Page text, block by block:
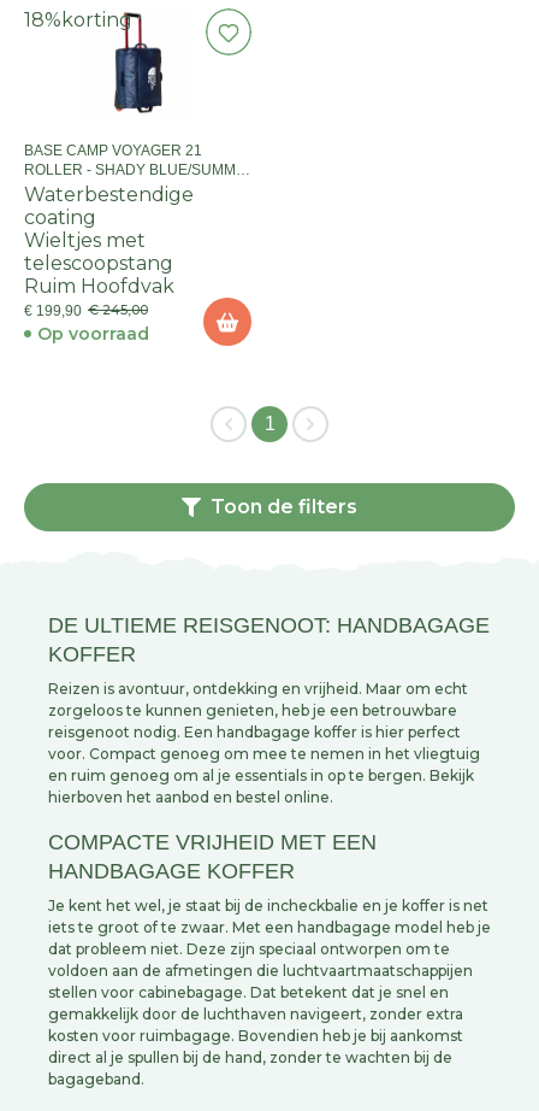
18% korting
BASE CAMP VOYAGER 21
ROLLER - SHADY BLUE/SUMMIT
NAVY
Waterbestendige
coating
Wieltjes met
telescoopstang
Ruim Hoofdvak
€ 199,90 € 245,00
Op voorraad
1
Toon de filters
DE ULTIEME REISGENOOT: HANDBAGAGE
KOFFER
Reizen is avontuur, ontdekking en vrijheid. Maar om echt
zorgeloos te kunnen genieten, heb je een betrouwbare
reisgenoot nodig. Een handbagage koffer is hier perfect
voor. Compact genoeg om mee te nemen in het vliegtuig
en ruim genoeg om al je essentials in op te bergen. Bekijk
hierboven het aanbod en bestel online.
COMPACTE VRIJHEID MET EEN
HANDBAGAGE KOFFER
Je kent het wel, je staat bij de incheckbalie en je koffer is net
iets te groot of te zwaar. Met een handbagage model heb je
dat probleem niet. Deze zijn speciaal ontworpen om te
voldoen aan de afmetingen die luchtvaartmaatschappijen
stellen voor cabinebagage. Dat betekent dat je snel en
gemakkelijk door de luchthaven navigeert, zonder extra
kosten voor ruimbagage. Bovendien heb je bij aankomst
direct al je spullen bij de hand, zonder te wachten bij de
bagageband.